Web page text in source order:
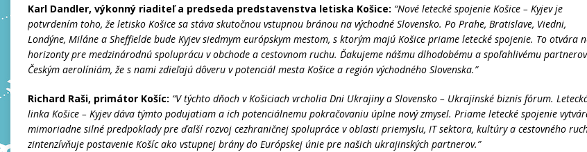
Karl Dandler, výkonný riaditeľ a predseda predstavenstva letiska Košice: “Nové letecké spojenie Košice – Kyjev je
potvrdením toho, že letisko Košice sa stáva skutočnou vstupnou bránou na východné Slovensko. Po Prahe, Bratislave, Viedni,
Londýne, Miláne a Sheffielde bude Kyjev siedmym európskym mestom, s ktorým majú Košice priame letecké spojenie. To otvára
horizonty pre medzinárodnú spoluprácu v obchode a cestovnom ruchu. Ďakujeme nášmu dlhodobému a spoľahlivému
Českým aerolíniám, že s nami zdieľajú dôveru v potenciál mesta Košice a región východného Slovenska.”
Richard Raši, primátor Košíc: “V týchto dňoch v Košiciach vrcholia Dni Ukrajiny a Slovensko – Ukrajinské biznis fórum.
linka Košice – Kyjev dáva týmto podujatiam a ich potenciálnemu pokračovaniu úplne nový zmysel. Priame letecké spojenie
mimoriadne silné predpoklady pre ďalší rozvoj cezhraničnej spolupráce v oblasti priemyslu, IT sektora, kultúry a cestovného
zintenzívňuje postavenie Košíc ako vstupnej brány do Európskej únie pre našich ukrajinských partnerov.”